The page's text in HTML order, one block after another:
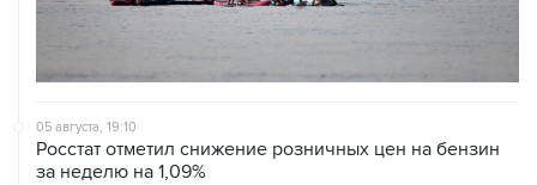
05 августа, 19:10
Росстат отметил снижение розничных цен на бензин
за неделю на 1,09%